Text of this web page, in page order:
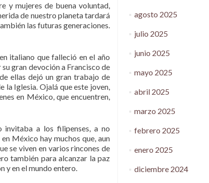
y mujeres de buena voluntad,
de nuestro planeta tardará
las futuras generaciones.
italiano que falleció en el año
gran devoción a Francisco de
ellas dejó un gran trabajo de
la Iglesia. Ojalá que este joven,
en México, que encuentren,
invitaba a los filipenses, a no
México hay muchos que, aun
se viven en varios rincones de
también para alcanzar la paz
y en el mundo entero.
agosto 2025
julio 2025
junio 2025
mayo 2025
abril 2025
marzo 2025
febrero 2025
enero 2025
diciembre 2024